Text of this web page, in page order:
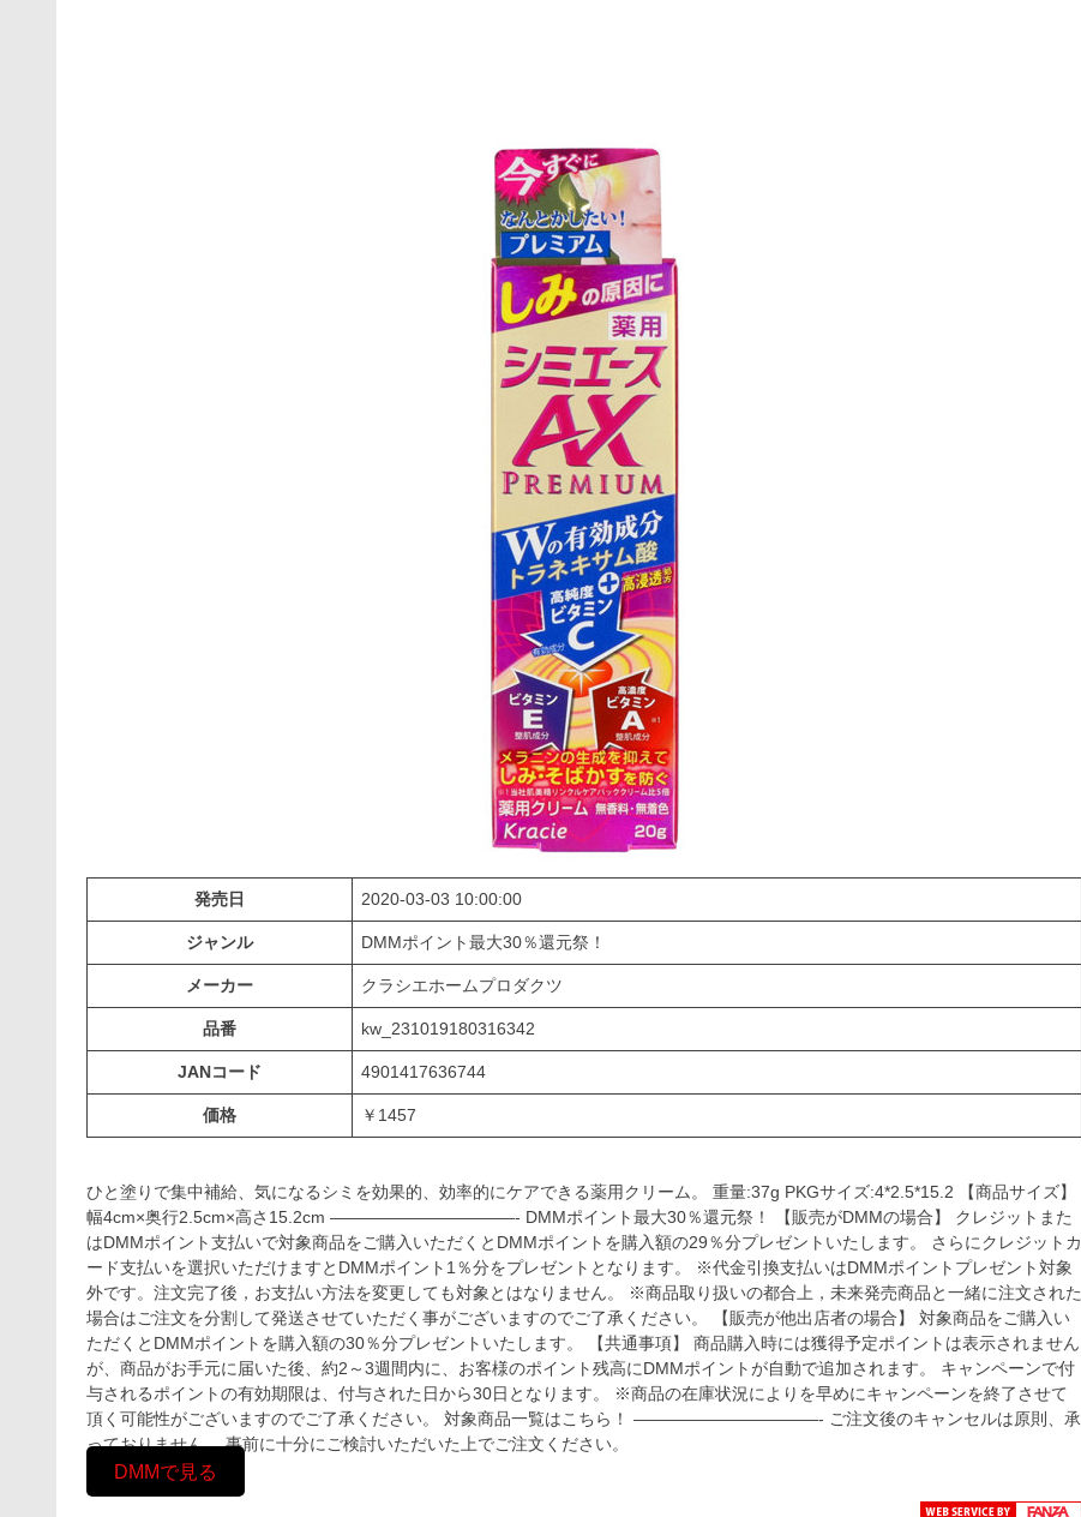
発売日 2020-03-03 10:00:00
ジャンル DMMポイント最大30％還元祭！
メーカー クラシエホームプロダクツ
品番 kw_231019180316342
JANコード 4901417636744
価格 ￥1457
ひと塗りで集中補給、気になるシミを効果的、効率的にケアできる薬用クリーム。 重量:37g PKGサイズ:4*2.5*15.2 【商品サイズ】
幅4cm×奥行2.5cm×高さ15.2cm ———————————- DMMポイント最大30％還元祭！ 【販売がDMMの場合】 クレジットまた
はDMMポイント支払いで対象商品をご購入いただくとDMMポイントを購入額の29％分プレゼントいたします。 さらにクレジットカ
ード支払いを選択いただけますとDMMポイント1％分をプレゼントとなります。 ※代金引換支払いはDMMポイントプレゼント対象
外です。注文完了後，お支払い方法を変更しても対象とはなりません。 ※商品取り扱いの都合上，未来発売商品と一緒に注文された
場合はご注文を分割して発送させていただく事がございますのでご了承ください。 【販売が他出店者の場合】 対象商品をご購入い
ただくとDMMポイントを購入額の30％分プレゼントいたします。 【共通事項】 商品購入時には獲得予定ポイントは表示されません
が、商品がお手元に届いた後、約2～3週間内に、お客様のポイント残高にDMMポイントが自動で追加されます。 キャンペーンで付
与されるポイントの有効期限は、付与された日から30日となります。 ※商品の在庫状況によりを早めにキャンペーンを終了させて
頂く可能性がございますのでご了承ください。 対象商品一覧はこちら！ ———————————- ご注文後のキャンセルは原則、承
っておりません。 事前に十分にご検討いただいた上でご注文ください。
DMMで見る